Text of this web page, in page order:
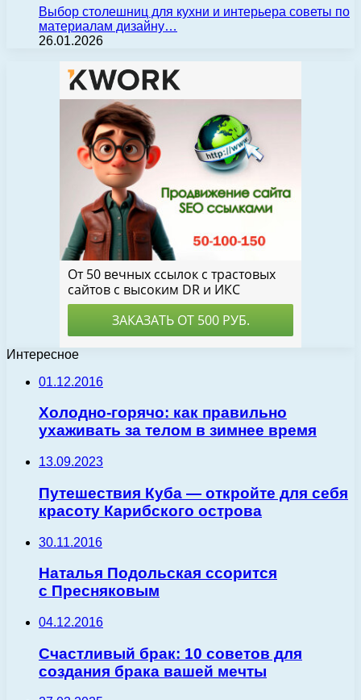
Выбор столешниц для кухни и интерьера советы по
материалам дизайну…
26.01.2026
Интересное
01.12.2016
Холодно-горячо: как правильно
ухаживать за телом в зимнее время
13.09.2023
Путешествия Куба — откройте для себя
красоту Карибского острова
30.11.2016
Наталья Подольская ссорится
с Пресняковым
04.12.2016
Счастливый брак: 10 советов для
создания брака вашей мечты